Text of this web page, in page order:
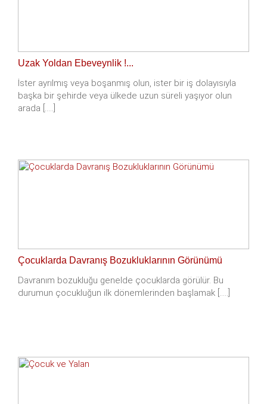
Uzak Yoldan Ebeveynlik !...
İster ayrılmış veya boşanmış olun, ister bir iş dolayısıyla
başka bir şehirde veya ülkede uzun süreli yaşıyor olun
arada [.....]
Çocuklarda Davranış Bozukluklarının Görünümü
Davranım bozukluğu genelde çocuklarda görülür. Bu
durumun çocukluğun ilk dönemlerinden başlamak [.....]